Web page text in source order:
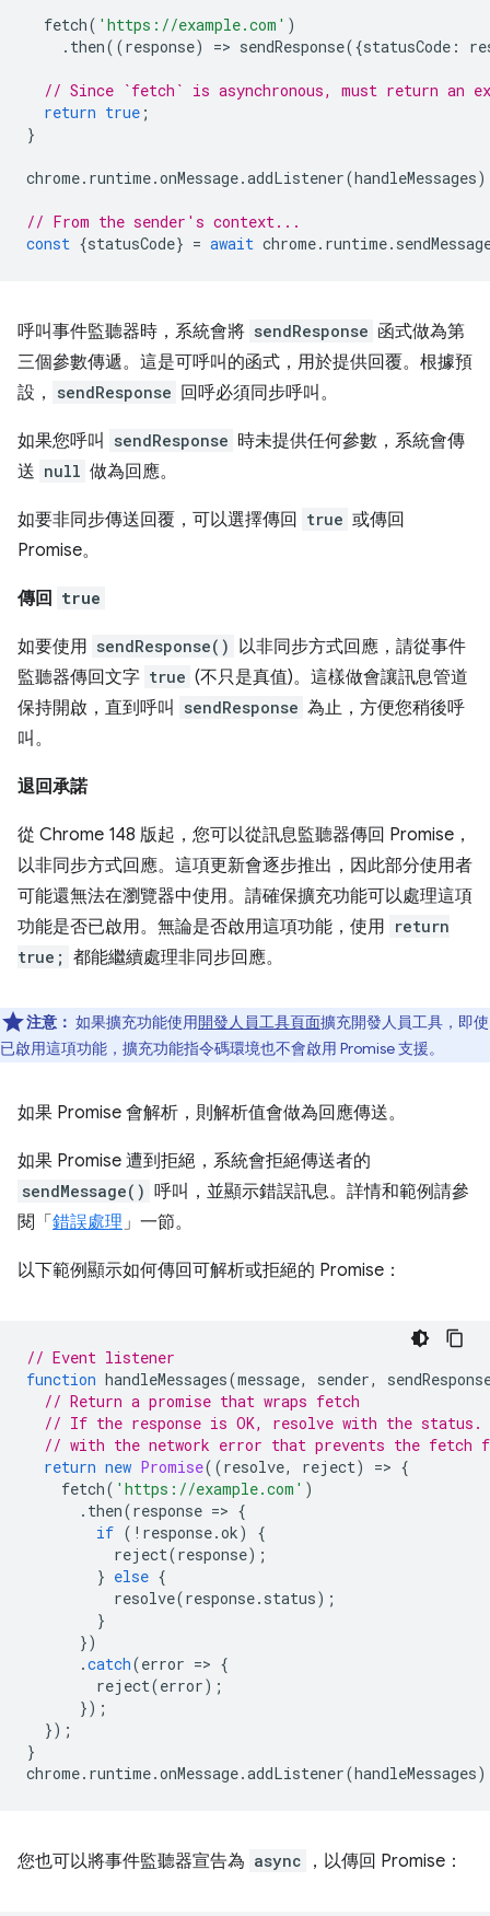
fetch( 'https://example.com' )
. then((response) => sendResponse({statusCode :
// Since `fetch` is asynchronous, must return an
return true ;
}
chrome. runtime.onMessage.addListener(handleMessages
// From the sender's context...
const {statusCode} = await chrome. runtime.
呼叫事件監聽器時，系統會將 sendResponse 函式做為第
三個參數傳遞。這是可呼叫的函式，用於提供回覆。根據預
設，
sendResponse 回呼必須同步呼叫。
如果您呼叫 sendResponse 時未提供任何參數，系統會傳
送 null 做為回應。
如要非同步傳送回覆，可以選擇傳回 true 或傳回
Promise。
傳回 true
如要使用 sendResponse() 以非同步方式回應，請從事件
監聽器傳回文字 true (不只是真值)。這樣做會讓訊息管道
保持開啟，直到呼叫
sendResponse 為止，方便您稍後呼
叫。
退回承諾
從 Chrome 148 版起，您可以從訊息監聽器傳回 Promise，
以非同步方式回應。這項更新會逐步推出，因此部分使用者
可能還無法在瀏覽器中使用。請確保擴充功能可以處理這項
功能是否已啟用。無論是否啟用這項功能，使用 return
true; 都能繼續處理非同步回應。
注意： 如果擴充功能使用開發人員工具頁面擴充開發人員工具，即使
已啟用這項功能，擴充功能指令碼環境也不會啟用 Promise 支援。
如果 Promise 會解析，則解析值會做為回應傳送。
如果 Promise 遭到拒絕，系統會拒絕傳送者的
sendMessage() 呼叫，並顯示錯誤訊息。詳情和範例請參
閱「 錯誤處理」一節。
以下範例顯示如何傳回可解析或拒絕的 Promise：
// Event listener
function handleMessages(message, sender,
// Return a promise that wraps fetch
// If the response is OK, resolve with the
// with the network error that prevents the fetch
return new Promise((resolve, reject) => {
fetch( 'https://example.com' )
. then(response => {
if ( ! response.ok)
{
reject(response);
} else {
resolve(response. status);
}
})
.catch(error => {
reject(error);
});
});
}
chrome. runtime.onMessage.addListener(handleMessages
您也可以將事件監聽器宣告為 async ，以傳回 Promise：